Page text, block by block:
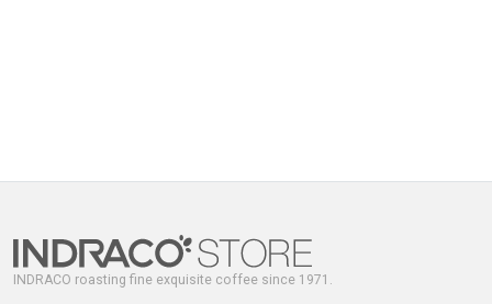
INDRACO roasting fine exquisite coffee since 1971.